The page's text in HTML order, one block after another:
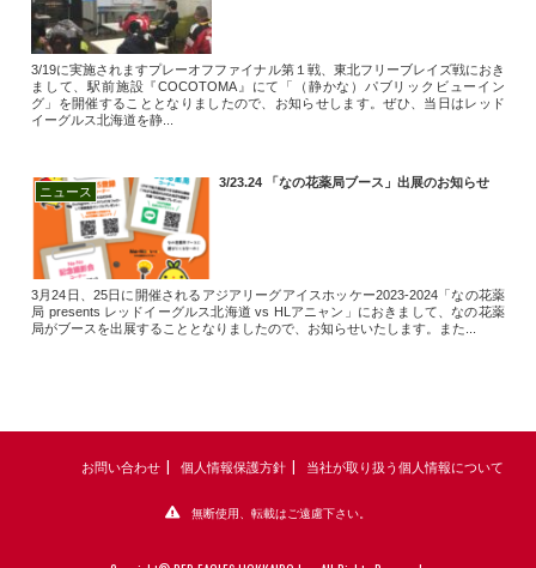
3/19に実施されますプレーオフファイナル第１戦、東北フリーブレイズ戦におき
まして、駅前施設『COCOTOMA』にて「（静かな）パブリックビューイン
グ」を開催することとなりましたので、お知らせします。ぜひ、当日はレッド
イーグルス北海道を静...
ニュース
3/23.24 「なの花薬局ブース」出展のお知らせ
3月24日、25日に開催されるアジアリーグアイスホッケー2023-2024「なの花薬
局 presents レッドイーグルス北海道 vs HLアニャン」におきまして、なの花薬
局がブースを出展することとなりましたので、お知らせいたします。また...
お問い合わせ 個人情報保護方針 当社が取り扱う個人情報について
 無断使用、転載はご遠慮下さい。